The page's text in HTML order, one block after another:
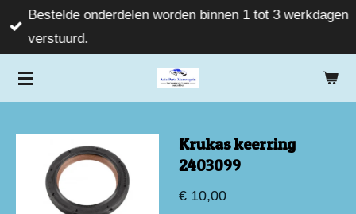
Ga
direct
de
Bestelde onderdelen worden binnen 1 tot 3 werkdagen
verstuurd.
Krukas keerring
2403099
€ 10,00